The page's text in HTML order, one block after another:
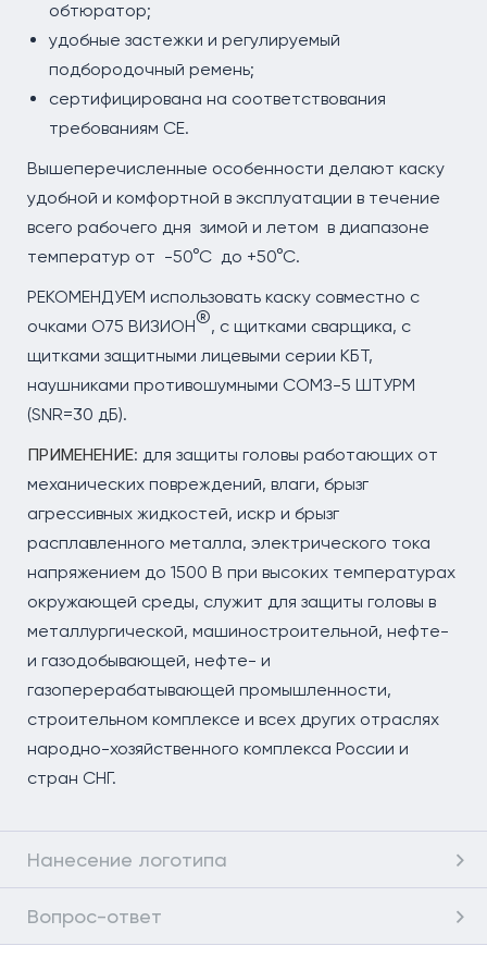
обтюратор;
удобные застежки и регулируемый
подбородочный ремень;
сертифицирована на соответствования
требованиям СЕ.
Вышеперечисленные особенности делают каску
удобной и комфортной в эксплуатации в течение
всего рабочего дня зимой и летом в диапазоне
температур от -50°С до +50°С.
РЕКОМЕНДУЕМ использовать каску совместно с
очками О75 ВИЗИОН®, с щитками сварщика, с
щитками защитными лицевыми серии КБТ,
наушниками противошумными СОМЗ-5 ШТУРМ
(SNR=30 дБ).
ПРИМЕНЕНИЕ: для защиты головы работающих от
механических повреждений, влаги, брызг
агрессивных жидкостей, искр и брызг
расплавленного металла, электрического тока
напряжением до 1500 В при высоких температурах
окружающей среды, служит для защиты головы в
металлургической, машиностроительной, нефте-
и газодобывающей, нефте- и
газоперерабатывающей промышленности,
строительном комплексе и всех других отраслях
народно-хозяйственного комплекса России и
стран СНГ.
Нанесение логотипа
Вопрос-ответ